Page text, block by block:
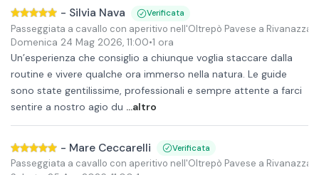
- Silvia Nava Verificata
Passeggiata a cavallo con aperitivo nell'Oltrepò Pavese a
Domenica 24 Mag 2026, 11:00•1 ora
Un’esperienza che consiglio a chiunque voglia staccare dalla
routine e vivere qualche ora immerso nella natura. Le guide
sono state gentilissime, professionali e sempre attente a farci
sentire a nostro agio du ...altro
- Mare Ceccarelli Verificata
Passeggiata a cavallo con aperitivo nell'Oltrepò Pavese a